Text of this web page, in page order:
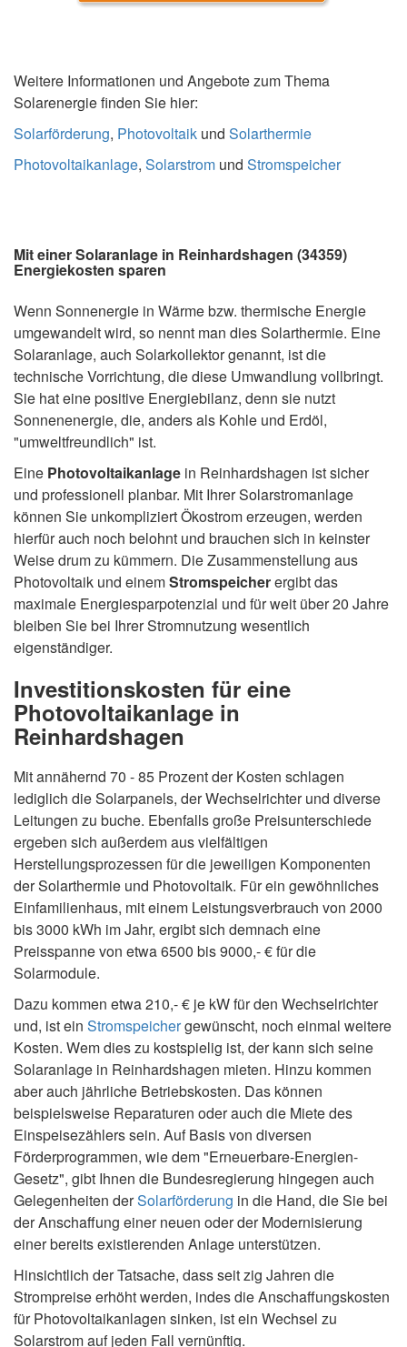
Weitere Informationen und Angebote zum Thema
Solarenergie finden Sie hier:
Solarförderung, Photovoltaik und Solarthermie
Photovoltaikanlage, Solarstrom und Stromspeicher
Mit einer Solaranlage in Reinhardshagen (34359)
Energiekosten sparen
Wenn Sonnenergie in Wärme bzw. thermische Energie
umgewandelt wird, so nennt man dies Solarthermie. Eine
Solaranlage, auch Solarkollektor genannt, ist die
technische Vorrichtung, die diese Umwandlung vollbringt.
Sie hat eine positive Energiebilanz, denn sie nutzt
Sonnenenergie, die, anders als Kohle und Erdöl,
"umweltfreundlich" ist.
Eine Photovoltaikanlage in Reinhardshagen ist sicher
und professionell planbar. Mit Ihrer Solarstromanlage
können Sie unkompliziert Ökostrom erzeugen, werden
hierfür auch noch belohnt und brauchen sich in keinster
Weise drum zu kümmern. Die Zusammenstellung aus
Photovoltaik und einemStromspeicherergibt das
maximale Energiesparpotenzial und für weit über 20 Jahre
bleiben Sie bei Ihrer Stromnutzung wesentlich
eigenständiger.
Investitionskosten für eine
Photovoltaikanlage in
Reinhardshagen
Mit annähernd 70 - 85 Prozent der Kosten schlagen
lediglich die Solarpanels, der Wechselrichter und diverse
Leitungen zu buche. Ebenfalls große Preisunterschiede
ergeben sich außerdem aus vielfältigen
Herstellungsprozessen für die jeweiligen Komponenten
der Solarthermie und Photovoltaik. Für ein gewöhnliches
Einfamilienhaus, mit einem Leistungsverbrauch von 2000
bis 3000 kWh im Jahr, ergibt sich demnach eine
Preisspanne von etwa 6500 bis 9000,- € für die
Solarmodule.
Dazu kommen etwa 210,- € je kW für den Wechselrichter
und, ist ein Stromspeichergewünscht, noch einmal weitere
Kosten. Wem dies zu kostspielig ist, der kann sich seine
Solaranlage in Reinhardshagen mieten. Hinzu kommen
aber auch jährliche Betriebskosten. Das können
beispielsweise Reparaturen oder auch die Miete des
Einspeisezählers sein. Auf Basis von diversen
Förderprogrammen, wie dem "Erneuerbare-Energien-
Gesetz", gibt Ihnen die Bundesregierung hingegen auch
Gelegenheiten derSolarförderung in die Hand, die Sie bei
der Anschaffung einer neuen oder der Modernisierung
einer bereits existierenden Anlage unterstützen.
Hinsichtlich der Tatsache, dass seit zig Jahren die
Strompreise erhöht werden, indes die Anschaffungskosten
für Photovoltaikanlagen sinken, ist ein Wechsel zu
Solarstrom auf jeden Fall vernünftig.